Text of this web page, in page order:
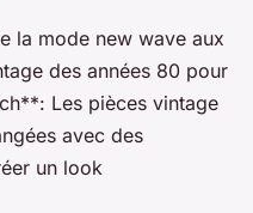
la mode new wave aux
des années 80 pour
Les pièces vintage
avec des
un look